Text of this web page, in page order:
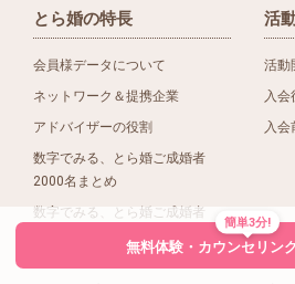
とら婚の特長
会員様データについて
ネットワーク＆提携企業
アドバイザーの役割
数字でみる、とら婚ご成婚者
2000名まとめ
数字でみる、とら婚ご成婚者
活
活動
入会
入会
簡単3分!
無料体験・カウンセリン